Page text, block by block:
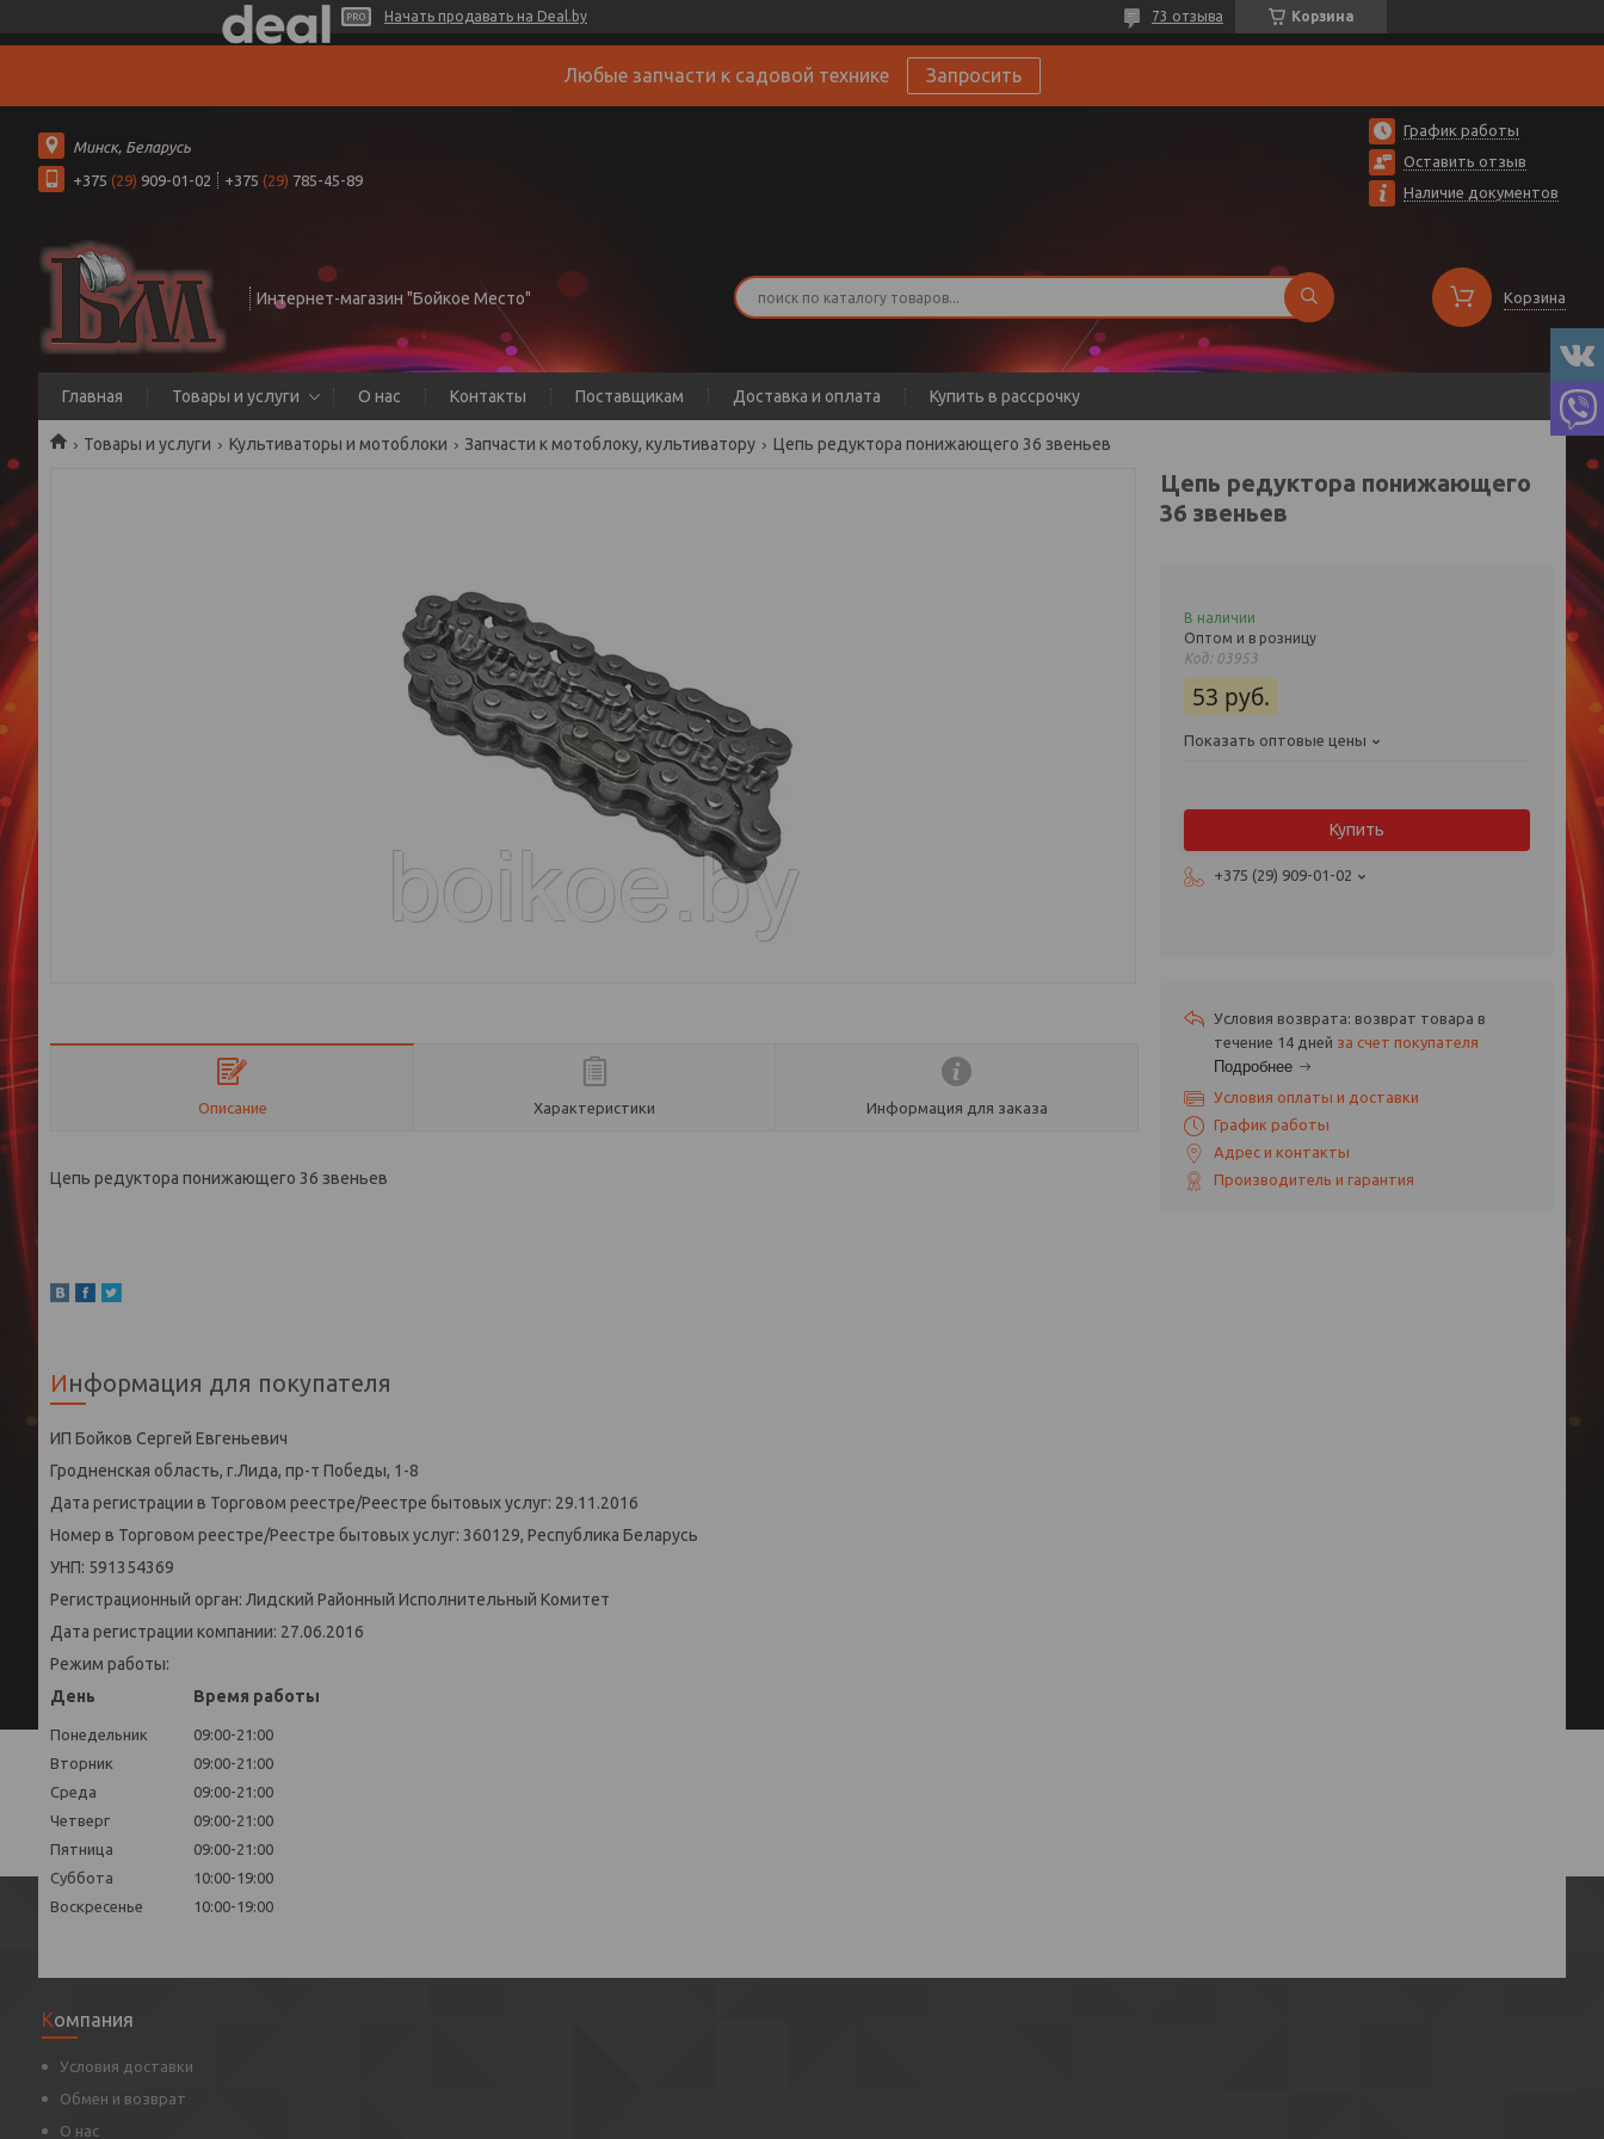
Начать продавать на Deal.by Корзина
73 отзыва
Любые запчасти к садовой технике Запросить
Минск, Беларусь
+375 (29) 909-01-02 +375 (29) 785-45-89
График работы
Оставить отзыв
Наличие документов
Интернет-магазин "Бойкое Место" Корзина
Главная Товары и услуги О нас Контакты Поставщикам Доставка и оплата Купить в рассрочку
Товары и услуги Культиваторы и мотоблоки Запчасти к мотоблоку, культиватору Цепь редуктора понижающего 36 звеньев
Описание Характеристики Информация для заказа
Цепь редуктора понижающего 36 звеньев
Информация для покупателя
ИП Бойков Сергей Евгеньевич
Гродненская область, г.Лида, пр-т Победы, 1-8
Дата регистрации в Торговом реестре/Реестре бытовых услуг: 29.11.2016
Номер в Торговом реестре/Реестре бытовых услуг: 360129, Республика Беларусь
УНП: 591354369
Регистрационный орган: Лидский Районный Исполнительный Комитет
Дата регистрации компании: 27.06.2016
Режим работы:
День
Время работы
Понедельник
09:00-21:00
Вторник
09:00-21:00
Среда
09:00-21:00
Четверг
09:00-21:00
Пятница
09:00-21:00
Суббота
10:00-19:00
Воскресенье
10:00-19:00
Цепь редуктора понижающего
36 звеньев
В наличии
Оптом и в розницу
Код: 03953
53 руб.
Показать оптовые цены
Купить
+375 (29) 909-01-02
возврат товара в
течение 14 дней за счет покупателя
Подробнее
Условия оплаты и доставки
График работы
Адрес и контакты
Производитель и гарантия
Компания
Условия доставки
Обмен и возврат
О нас